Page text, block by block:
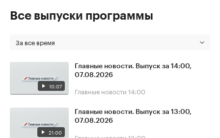
Все выпуски программы
За все время
10:07
Главные новости. Выпуск за 14:00,
07.08.2026
Главные новости 14:00
21:00
Главные новости. Выпуск за 13:00,
07.08.2026